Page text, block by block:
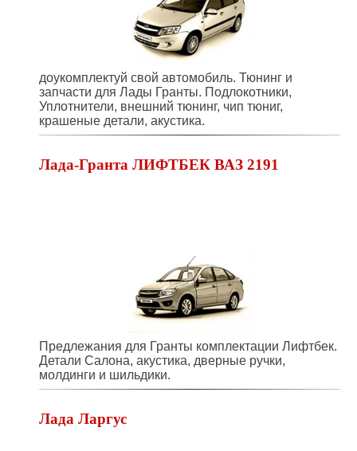
доукомплектуй свой автомобиль. Тюнинг и
запчасти для Лады Гранты. Подлокотники,
Уплотнители, внешний тюнинг, чип тюниг,
крашеные детали, акустика.
Лада-Гранта ЛИФТБЕК ВАЗ 2191
Предлежания для Гранты комплектации Лифтбек.
Детали Салона, акустика, дверные ручки,
молдинги и шильдики.
Лада Ларгус